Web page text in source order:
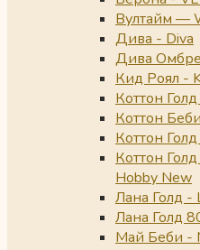
Вултайм —
Дива - Diva
Дива Омбре
Кид Роял -
Коттон
Коттон
Коттон
Коттон
Hobby New
Лана Голд -
Лана Голд
Май Беби -